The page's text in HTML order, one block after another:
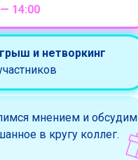
14:00
мнением и обсудим
в кругу коллег.
и нетворкинг